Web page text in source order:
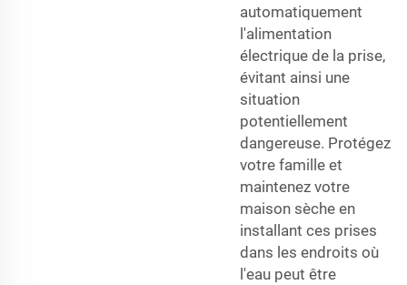
automatiquement
l'alimentation
électrique de la prise,
évitant ainsi une
situation
potentiellement
dangereuse. Protégez
votre famille et
maintenez votre
maison sèche en
installant ces prises
dans les endroits où
l'eau peut être